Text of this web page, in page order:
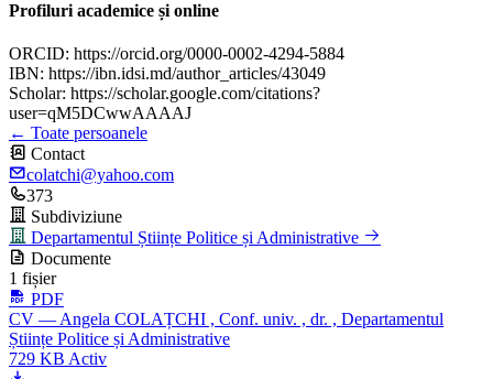
Profiluri academice și online
ORCID: https://orcid.org/0000-0002-4294-5884
IBN: https://ibn.idsi.md/author_articles/43049
Scholar: https://scholar.google.com/citations?
user=qM5DCwwAAAAJ
← Toate persoanele
Contact
colatchi@yahoo.com
373
Subdiviziune
Departamentul Științe Politice și Administrative
Documente
1 fișier
PDF
CV — Angela COLAȚCHI , Conf. univ. , dr. , Departamentul
Științe Politice și Administrative
729 KB Activ